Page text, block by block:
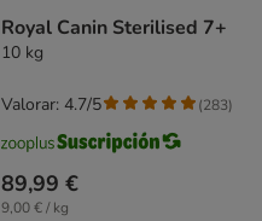
Royal Canin Sterilised 7+
10 kg
89,99 €
9,00 € / kg
Valorar: 4.7/5 (283)